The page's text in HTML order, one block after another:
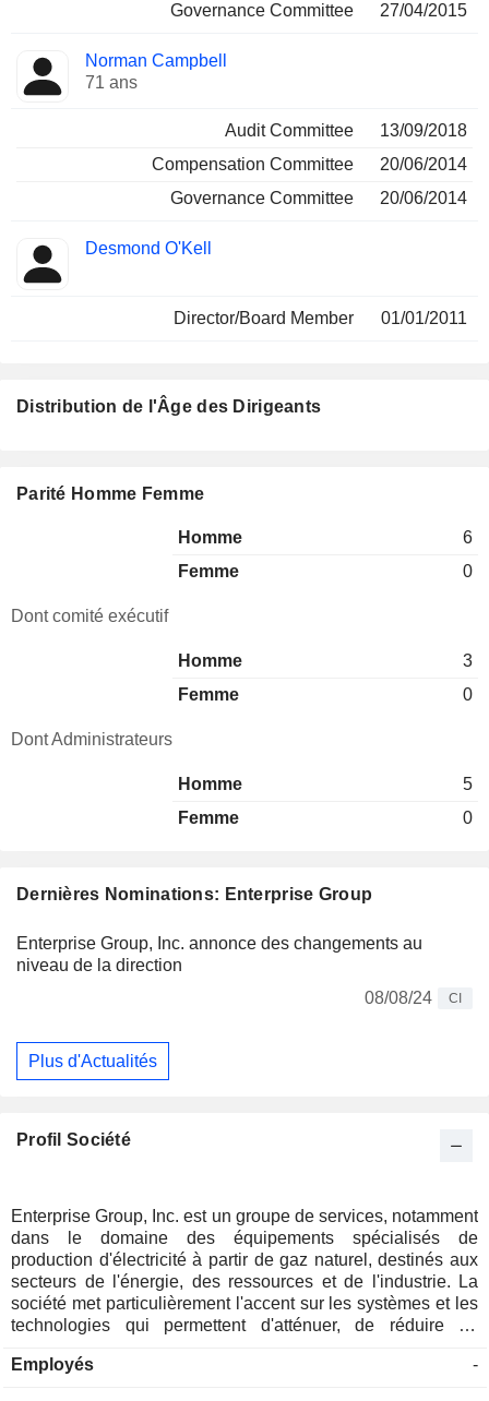
Governance Committee
27/04/2015
Norman Campbell
71 ans
Audit Committee
13/09/2018
Compensation Committee
20/06/2014
Governance Committee
20/06/2014
Desmond O'Kell
Director/Board Member 01/01/2011
Dernières Nominations: Enterprise Group
Enterprise Group, Inc. annonce des changements au
niveau de la direction
08/08/24
CI
Plus d'Actualités
Distribution de l'Âge des Dirigeants
Parité Homme Femme
Homme
6
Femme
0
Dont comité exécutif
Homme
3
Femme
0
Dont Administrateurs
Homme
5
Femme
0
Profil Société
Enterprise Group, Inc. est un groupe de services, notamment
dans le domaine des équipements spécialisés de
production d'électricité à partir de gaz naturel, destinés aux
secteurs de l'énergie, des ressources et de l'industrie. La
société met particulièrement l'accent sur les systèmes et les
technologies qui permettent d'atténuer, de réduire ou
(GES) et d'autres émissions nocives, tant pour elle-même
Employés -